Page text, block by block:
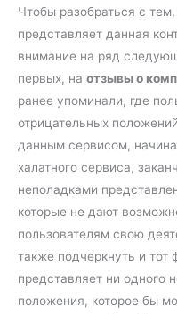
Чтобы разобраться с
представляет данная
внимание на ряд
первых, на отзывы о
ранее упоминали, где
отрицательных
данным сервисом,
халатного сервиса,
неполадками
которые не дают
пользователям свою
также подчеркнуть и тот
представляет ни одного
положения, которое бы